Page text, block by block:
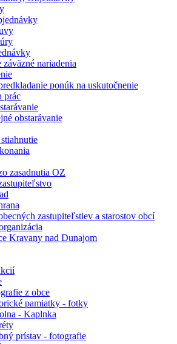
záväzné nariadenia
ponúk na uskutočnenie
prác
obstarávanie
zasadnutia OZ
zastupiteľstiev a starostov obcí
Kravany nad Dunajom
z obce
pamiatky - fotky
- Kaplnka
prístav - fotografie